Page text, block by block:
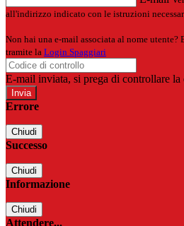
all'indirizzo indicato con le istruzioni
Non hai una e-mail associata al nome utente?
tramite la Login Spaggiari
E-mail inviata, si prega di controllare la
Errore
Chiudi
Successo
Chiudi
Informazione
Chiudi
Attendere...